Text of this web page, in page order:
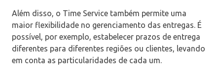
Além disso, o Time Service também permite uma
maior flexibilidade no gerenciamento das entregas. É
possível, por exemplo, estabelecer prazos de entrega
diferentes para diferentes regiões ou clientes, levando
em conta as particularidades de cada um.